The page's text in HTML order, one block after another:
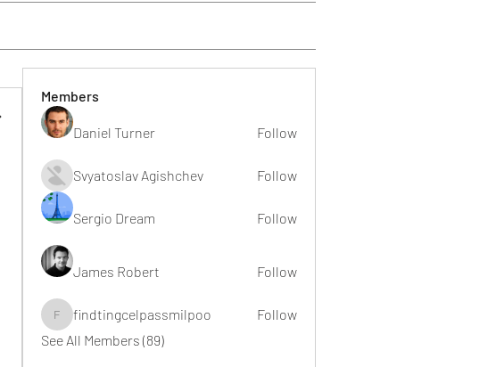
Members
Daniel Turner Follow
Svyatoslav Agishchev Follow
Sergio Dream Follow
James Robert Follow
findtingcelpassmilpoo
findtingcelpassmilpoo
Follow
See All Members (89)